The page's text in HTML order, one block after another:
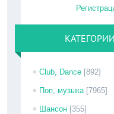
Club, Dance [892]
Поп, музыка [7965]
Шансон [355]